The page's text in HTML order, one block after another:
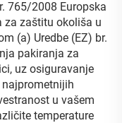
765/2008 Europska
za zaštitu okoliša u
(a) Uredbe (EZ) br.
pakiranja za
uz osiguravanje
u vašem
temperature